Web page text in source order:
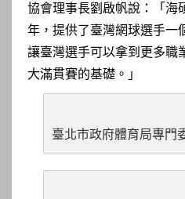
協會理事長劉啟帆說：「海
年，提供了臺灣網球選手一
讓臺灣選手可以拿到更多職
大滿貫賽的基礎。」
臺北市政府體育局專門